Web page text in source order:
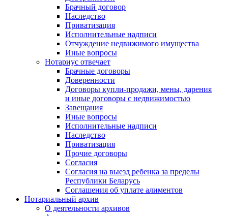
Брачный договор
Наследство
Приватизация
Исполнительные надписи
Отчуждение недвижимого имущества
Иные вопросы
Нотариус отвечает
Брачные договоры
Доверенности
Договоры купли-продажи, мены, дарения
и иные договоры с недвижимостью
Завещания
Иные вопросы
Исполнительные надписи
Наследство
Приватизация
Прочие договоры
Согласия
Согласия на выезд ребенка за пределы
Республики Беларусь
Соглашения об уплате алиментов
Нотариальный архив
О деятельности архивов